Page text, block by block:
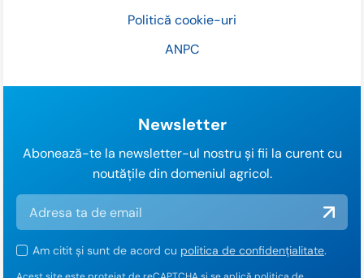
Politică cookie-uri
ANPC
Newsletter
Abonează-te la newsletter-ul nostru și fii la curent cu
noutățile din domeniul agricol.
Am citit și sunt de acord cu politica de confidențialitate.